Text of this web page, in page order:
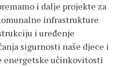
i dalje projekte za
infrastrukture
i uređenje
sigurnosti naše djece i
energetske učinkovitosti